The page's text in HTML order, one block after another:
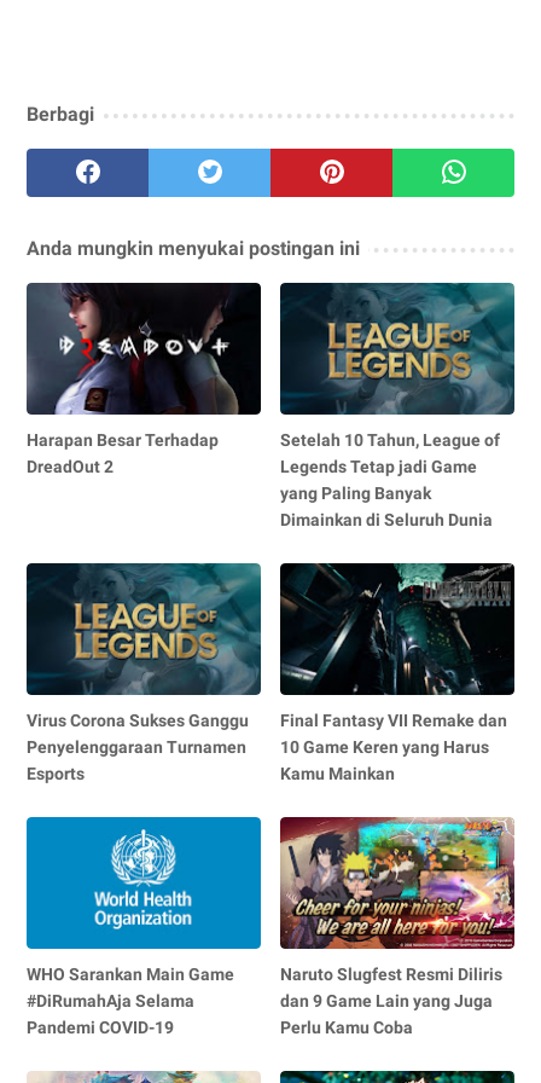
Berbagi
Anda mungkin menyukai postingan ini
Harapan Besar Terhadap
DreadOut 2
Setelah 10 Tahun, League of
Legends Tetap jadi Game
yang Paling Banyak
Dimainkan di Seluruh Dunia
Virus Corona Sukses Ganggu
Penyelenggaraan Turnamen
Esports
Final Fantasy VII Remake dan
10 Game Keren yang Harus
Kamu Mainkan
WHO Sarankan Main Game
#DiRumahAja Selama
Pandemi COVID-19
Naruto Slugfest Resmi Diliris
dan 9 Game Lain yang Juga
Perlu Kamu Coba